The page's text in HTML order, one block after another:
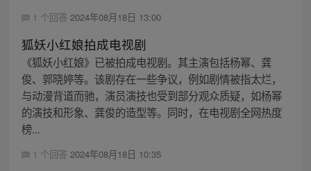
1 个回答 2024年08月18日 13:00
狐妖小红娘拍成电视剧
《狐妖小红娘》已被拍成电视剧。其主演包括杨幂、龚
俊、郭晓婷等。该剧存在一些争议，例如剧情被指太烂，
与动漫背道而驰，演员演技也受到部分观众质疑，如杨幂
的演技和形象、龚俊的造型等。同时，在电视剧全网热度
榜...
1 个回答 2024年08月18日 10:35